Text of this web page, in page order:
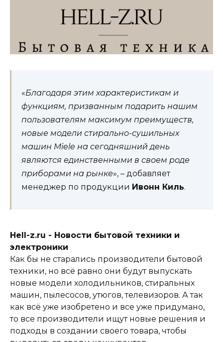
«Благодаря этим характеристикам и
функциям, призванным подарить нашим
пользователям максимум преимуществ,
новые модели стирально-сушильных
машин Miele на сегодняшний день
являются единственными в своем роде
приборами на рынке», – добавляет
менеджер по продукции Ивонн Киль.
Hell-z.ru - Новости бытовой техники и
электроники
Как бы не старались производители бытовой
техники, но всё равно они будут выпускать
новые модели холодильников, стиральных
машин, пылесосов, утюгов, телевизоров. А так
как всё уже изобретено и все уже придумано,
то все производители ищут новые решения и
подходы в создании своего товара, чтобы